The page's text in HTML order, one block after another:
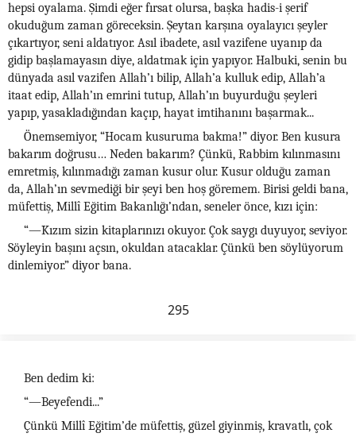
hepsi oyalama. Şimdi eğer fırsat olursa, başka hadis-i şerif
okuduğum zaman göreceksin. Şeytan karşına oyalayıcı şeyler
çıkartıyor, seni aldatıyor. Asıl ibadete, asıl vazifene uyanıp da
gidip başlamayasın diye, aldatmak için yapıyor. Halbuki, senin bu
dünyada asıl vazifen Allah’ı bilip, Allah’a kulluk edip, Allah’a
itaat edip, Allah’ın emrini tutup, Allah’ın buyurduğu şeyleri
yapıp, yasakladığından kaçıp, hayat imtihanını başarmak...
Önemsemiyor, “Hocam kusuruma bakma!” diyor. Ben kusura
bakarım doğrusu… Neden bakarım? Çünkü, Rabbim kılınmasını
emretmiş, kılınmadığı zaman kusur olur. Kusur olduğu zaman
da, Allah’ın sevmediği bir şeyi ben hoş göremem. Birisi geldi bana,
müfettiş, Millî Eğitim Bakanlığı’ndan, seneler önce, kızı için:
“—Kızım sizin kitaplarınızı okuyor. Çok saygı duyuyor, seviyor.
Söyleyin başını açsın, okuldan atacaklar. Çünkü ben söylüyorum
dinlemiyor.” diyor bana.
295
Ben dedim ki:
“—Beyefendi...”
Çünkü Millî Eğitim’de müfettiş, güzel giyinmiş, kravatlı, çok